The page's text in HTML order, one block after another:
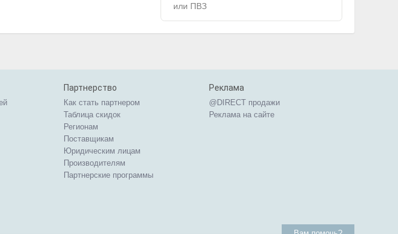
или ПВЗ
Партнерство
Как стать партнером
Таблица скидок
Регионам
Поставщикам
Юридическим лицам
Производителям
Партнерские программы
Реклама
@DIRECT продажи
Реклама на сайте